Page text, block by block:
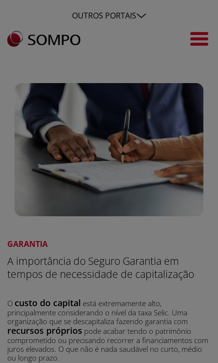
Pular para o Conteúdo principal
Seguro Garantia: essencial
OUTROS PORTAIS
GARANTIA
A importância do Seguro Garantia em
tempos de necessidade de capitalização
O custo do capital está extremamente alto,
principalmente considerando o nível da taxa Selic. Uma
organização que se descapitaliza fazendo garantia com
recursos próprios pode acabar tendo o patrimônio
comprometido ou precisando recorrer a financiamentos com
juros elevados. O que não é nada saudável no curto, médio
ou longo prazo.